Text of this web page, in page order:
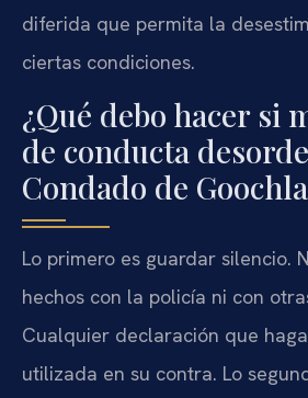
diferida que permita la
ciertas condiciones.
¿Qué debo hacer si
de conducta
Condado de
Lo primero es guardar silencio.
hechos con la policía ni con
Cualquier declaración que
utilizada en su contra. Lo